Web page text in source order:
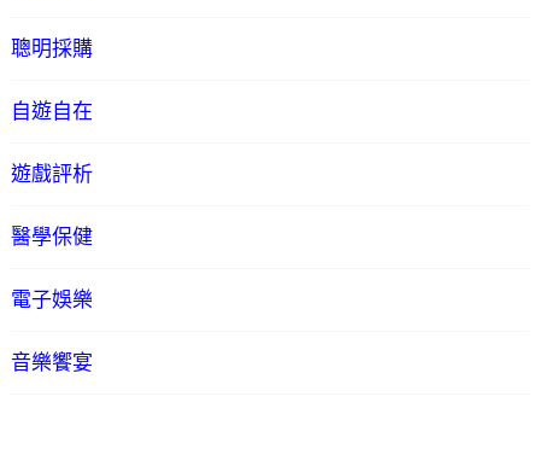
聰明採購
自遊自在
遊戲評析
醫學保健
電子娛樂
音樂饗宴